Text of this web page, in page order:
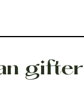
Bröllopsfest